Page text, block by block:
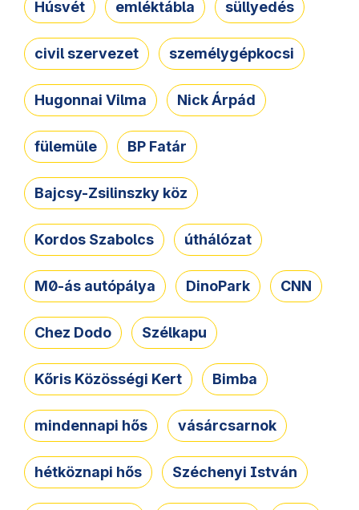
Húsvét emléktábla süllyedés
civil szervezet személygépkocsi
Hugonnai Vilma Nick Árpád
fülemüle BP Fatár
Bajcsy-Zsilinszky köz
Kordos Szabolcs úthálózat
M0-ás autópálya DinoPark CNN
Chez Dodo Szélkapu
Kőris Közösségi Kert Bimba
mindennapi hős vásárcsarnok
hétköznapi hős Széchenyi István